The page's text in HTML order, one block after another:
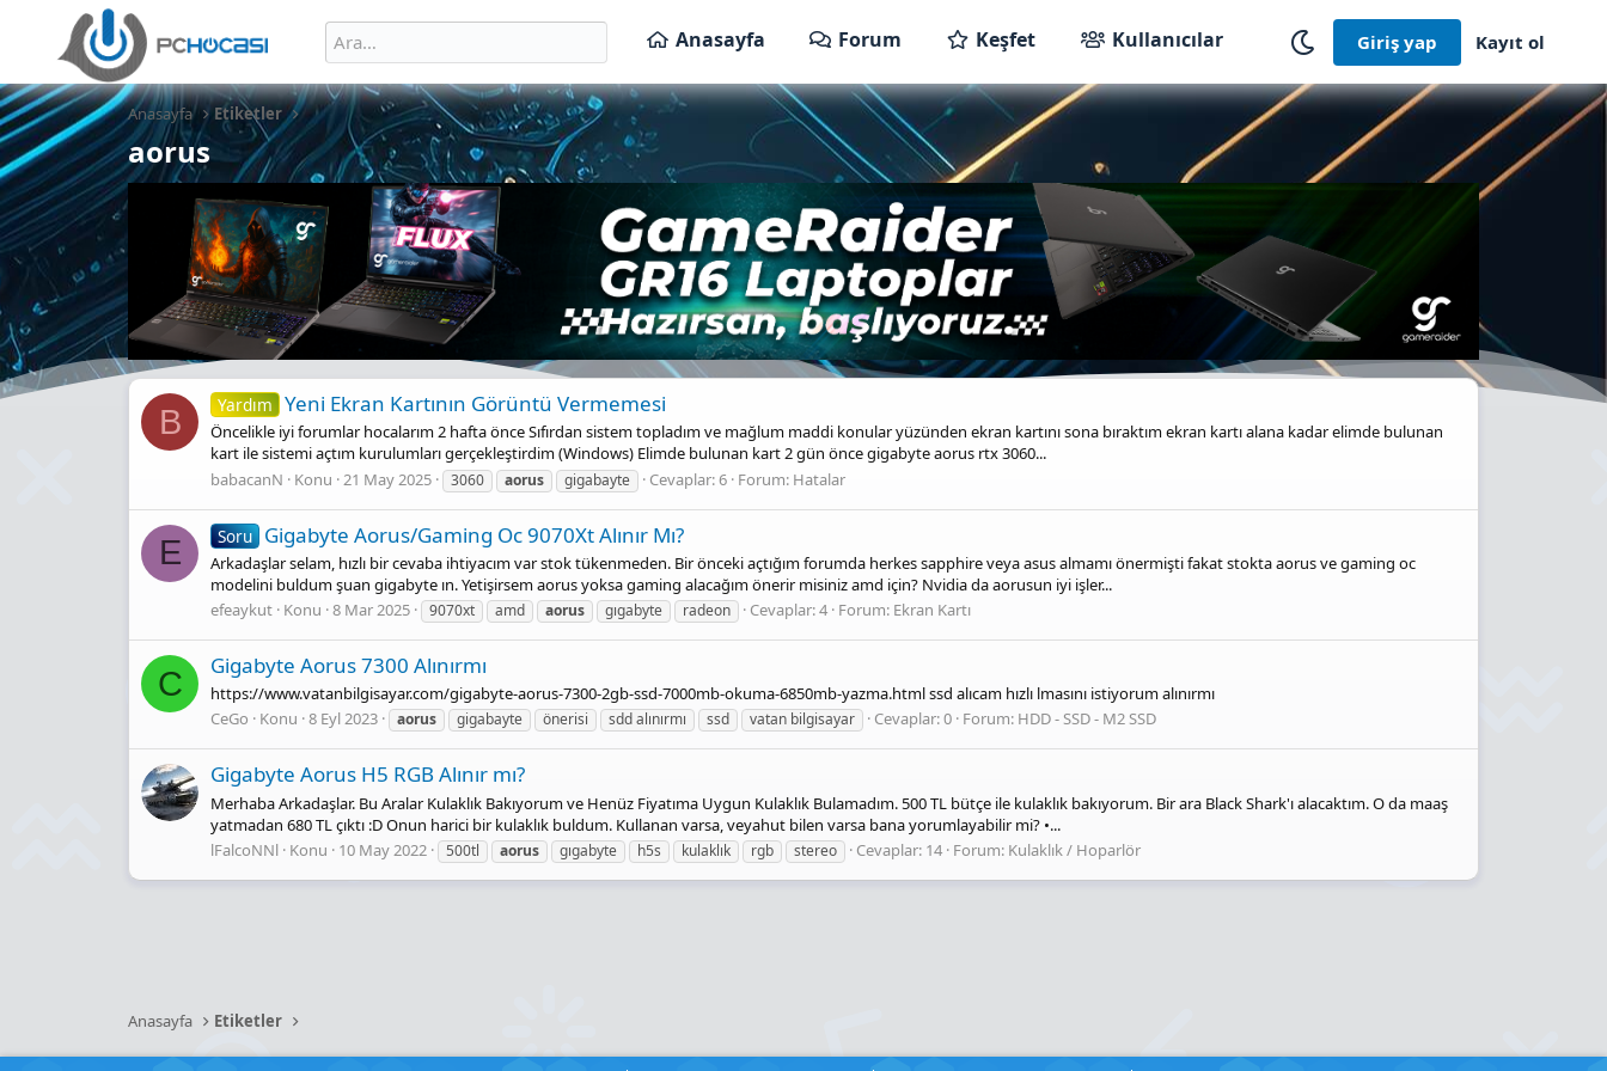
Anasayfa Forum Keşfet Kullanıcılar Giriş yap Kayıt ol
Anasayfa Etiketler
aorus
B Yardım Yeni Ekran Kartının Görüntü Vermemesi
Öncelikle iyi forumlar hocalarım 2 hafta önce Sıfırdan sistem topladım ve mağlum maddi konular yüzünden ekran kartını sona bıraktım ekran kartı alana kadar elimde bulunan
kart ile sistemi açtım kurulumları gerçekleştirdim (Windows) Elimde bulunan kart 2 gün önce gigabyte aorus rtx 3060...
babacanN
Konu 21 May 2025 3060 aorus gigabayte Cevaplar: 6 Forum: Hatalar
E Soru Gigabyte Aorus/Gaming Oc 9070Xt Alınır Mı?
Arkadaşlar selam, hızlı bir cevaba ihtiyacım var stok tükenmeden. Bir önceki açtığım forumda herkes sapphire veya asus almamı önermişti fakat stokta aorus ve gaming oc
modelini buldum şuan gigabyte ın. Yetişirsem aorus yoksa gaming alacağım önerir misiniz amd için? Nvidia da aorusun iyi işler...
efeaykut Konu 8 Mar 2025 9070xt amd aorus gıgabyte radeon Cevaplar: 4 Forum: Ekran Kartı
C Gigabyte Aorus 7300 Alınırmı
https://www.vatanbilgisayar.com/gigabyte-aorus-7300-2gb-ssd-7000mb-okuma-6850mb-yazma.html ssd alıcam hızlı lmasını istiyorum alınırmı
CeGo
Konu 8 Eyl 2023 aorus gigabayte önerisi sdd alınırmı ssd vatan bilgisayar Cevaplar: 0 Forum: HDD - SSD - M2 SSD
Gigabyte Aorus H5 RGB Alınır mı?
Merhaba Arkadaşlar. Bu Aralar Kulaklık Bakıyorum ve Henüz Fiyatıma Uygun Kulaklık Bulamadım. 500 TL bütçe ile kulaklık bakıyorum. Bir ara Black Shark'ı alacaktım. O da maaş
yatmadan 680 TL çıktı :D Onun harici bir kulaklık buldum. Kullanan varsa, veyahut bilen varsa bana yorumlayabilir mi? •...
lFalcoNNl Konu 10 May 2022 500tl aorus gıgabyte h5s kulaklık rgb stereo Cevaplar: 14 Forum: Kulaklık / Hoparlör
Anasayfa Etiketler